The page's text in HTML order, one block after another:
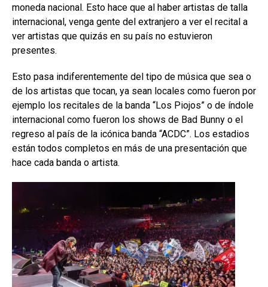
moneda nacional. Esto hace que al haber artistas de talla
internacional, venga gente del extranjero a ver el recital a
ver artistas que quizás en su país no estuvieron
presentes.
Esto pasa indiferentemente del tipo de música que sea o
de los artistas que tocan, ya sean locales como fueron por
ejemplo los recitales de la banda “Los Piojos” o de índole
internacional como fueron los shows de Bad Bunny o el
regreso al país de la icónica banda “ACDC”. Los estadios
están todos completos en más de una presentación que
hace cada banda o artista.